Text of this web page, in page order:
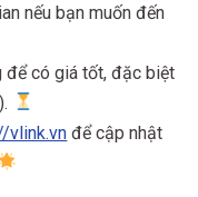
nếu bạn muốn đến
có giá tốt, đặc biệt
vlink.vn để cập nhật